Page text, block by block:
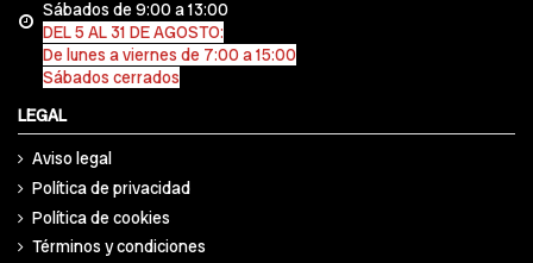
Sábados de 9:00 a 13:00
DEL 5 AL 31 DE AGOSTO:
De lunes a viernes de 7:00 a 15:00
Sábados cerrados
LEGAL
Aviso legal
Política de privacidad
Política de cookies
Términos y condiciones